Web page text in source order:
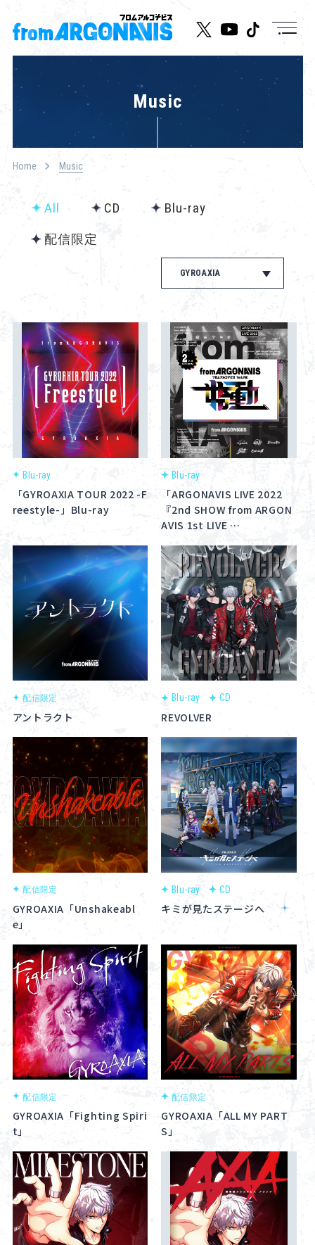
Live/Event
Character
Music
Goods
About
Navi Art
Chronicle
Special
コンテンツ利用ガイドライン
お問い合わせ
Music
Home Music
All CD Blu-ray
配信限定
GYROAXIA
Blu-ray
「GYROAXIA TOUR 2022 -F
reestyle-」Blu-ray
Blu-ray
「ARGONAVIS LIVE 2022
『2nd SHOW from ARGON
AVIS 1st LIVE …
配信限定
アントラクト
Blu-ray CD
REVOLVER
配信限定
GYROAXIA「Unshakeabl
e」
Blu-ray CD
キミが見たステージへ
配信限定
GYROAXIA「Fighting Spiri
t」
配信限定
GYROAXIA「ALL MY PART
S」